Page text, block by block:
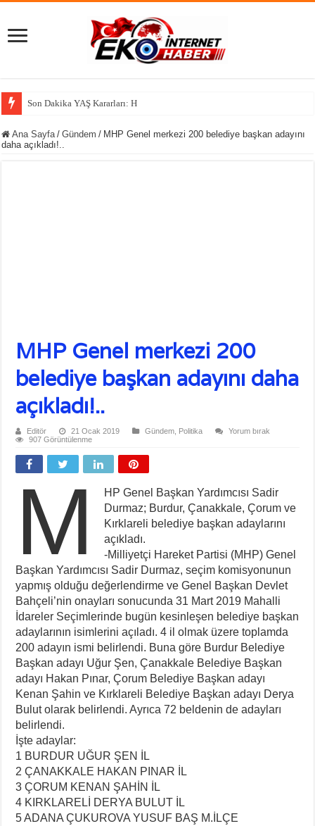
Son Dakika YAŞ Kararları: Hava Kuvvetleri Komutanı Emekliye Ayrıldı
Ana Sayfa / Gündem / MHP Genel merkezi 200 belediye başkan adayını
daha açıkladı!..
MHP Genel merkezi 200
belediye başkan adayını daha
açıkladı!..
Editör 21 Ocak 2019 Gündem Politika
Yorum bırak
907 Görüntülenme
M
HP Genel Başkan Yardımcısı Sadir
Durmaz; Burdur, Çanakkale, Çorum ve
Kırklareli belediye başkan adaylarını
açıkladı.
-Milliyetçi Hareket Partisi (MHP) Genel
Başkan Yardımcısı Sadir Durmaz, seçim komisyonunun
yapmış olduğu değerlendirme ve Genel Başkan Devlet
Bahçeli’nin onayları sonucunda 31 Mart 2019 Mahalli
İdareler Seçimlerinde bugün kesinleşen belediye başkan
adaylarının isimlerini açıladı. 4 il olmak üzere toplamda
200 adayın ismi belirlendi. Buna göre Burdur Belediye
Başkan adayı Uğur Şen, Çanakkale Belediye Başkan
adayı Hakan Pınar, Çorum Belediye Başkan adayı
Kenan Şahin ve Kırklareli Belediye Başkan adayı Derya
Bulut olarak belirlendi. Ayrıca 72 beldenin de adayları
belirlendi.
İşte adaylar:
1 BURDUR UĞUR ŞEN İL
2 ÇANAKKALE HAKAN PINAR İL
3 ÇORUM KENAN ŞAHİN İL
4 KIRKLARELİ DERYA BULUT İL
5 ADANA ÇUKUROVA YUSUF BAŞ M.İLÇE